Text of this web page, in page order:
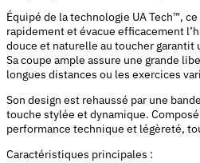
Équipé de la technologie UA Tech™,
rapidement et évacue efficacement
douce et naturelle au toucher garantit
Sa coupe ample assure une grande
longues distances ou les exercices
Son design est rehaussé par une
touche stylée et dynamique.
performance technique et légèreté,
Caractéristiques principales :